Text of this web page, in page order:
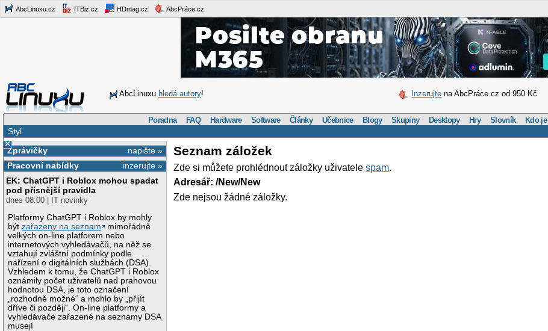
AbcLinuxu.cz ITBiz.cz HDmag.cz AbcPráce.cz
AbcLinuxu hledá autory! Inzerujte na AbcPráce.cz od 950 Kč
Poradna FAQ Hardware Software Články Učebnice Blogy Skupiny Desktopy Hry Slovník Kdo je
Styl
×
napište »
Zprávičky
inzerujte »
Pracovní nabídky
EK: ChatGPT i Roblox mohou spadat
pod přísnější pravidla
dnes 08:00 | IT novinky
Platformy ChatGPT i Roblox by mohly
býtzařazeny na seznam
mimořádně
velkých on-line platforem nebo
internetových vyhledávačů, na něž se
vztahují zvláštní podmínky podle
nařízení o digitálních službách (DSA).
Vzhledem k tomu, že ChatGPT i Roblox
oznámily počet uživatelů nad prahovou
hodnotou DSA, je toto označení
„rozhodně možné“ a mohlo by „přijít
dříve či později“. On-line platformy a
vyhledávače zařazené na seznamy DSA
musejí
Seznam záložek
Zde si můžete prohlédnout záložky uživatelespam.
Adresář: /New/New
Zde nejsou žádné záložky.